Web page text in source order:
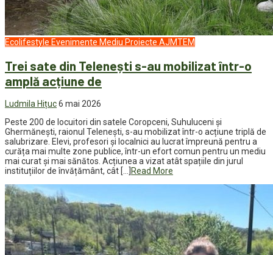
Ecolifestyle Evenimente Mediu Proiecte AJMTEM
Trei sate din Telenești s-au mobilizat într-o
amplă acțiune de
Ludmila Hițuc6 mai 2026
Peste 200 de locuitori din satele Coropceni, Suhuluceni și
Ghermănești, raionul Telenești, s-au mobilizat într-o acțiune triplă de
salubrizare. Elevi, profesori și localnici au lucrat împreună pentru a
curăța mai multe zone publice, într-un efort comun pentru un mediu
mai curat și mai sănătos. Acțiunea a vizat atât spațiile din jurul
instituțiilor de învățământ, cât […] Read More